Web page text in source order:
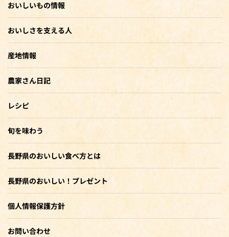
おいしいもの情報
おいしさを支える人
産地情報
農家さん日記
レシピ
旬を味わう
長野県のおいしい食べ方とは
長野県のおいしい！プレゼント
個人情報保護方針
お問い合わせ